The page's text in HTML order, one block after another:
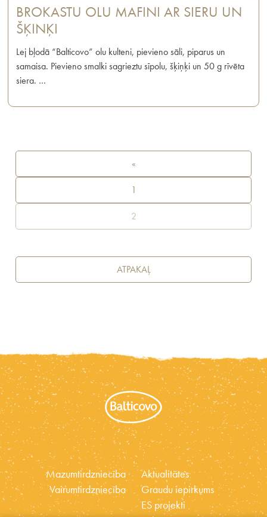
BROKASTU OLU MAFINI AR SIERU UN
ŠĶINĶI
Lej bļodā “Balticovo” olu kulteni, pievieno sāli, piparus un
samaisa. Pievieno smalki sagrieztu sīpolu, šķiņķi un 50 g rīvēta
siera. …
«
1
2
ATPAKAĻ
Mazumtirdzniecība
Vairumtirdzniecība
Aktualitātes
Graudu iepirkums
ES projekti